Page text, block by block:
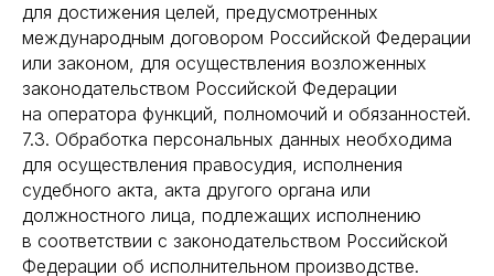
для достижения целей, предусмотренных
международным договором Российской Федерации
или законом, для осуществления возложенных
законодательством Российской Федерации
на оператора функций, полномочий и обязанностей.
7.3. Обработка персональных данных необходима
для осуществления правосудия, исполнения
судебного акта, акта другого органа или
должностного лица, подлежащих исполнению
в соответствии с законодательством Российской
Федерации об исполнительном производстве.